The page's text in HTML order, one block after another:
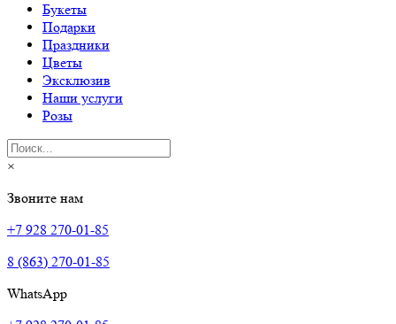
Букеты
Подарки
Праздники
Цветы
Эксклюзив
Наши услуги
Розы
×
Звоните нам
+7 928 270-01-85
8 (863) 270-01-85
WhatsApp